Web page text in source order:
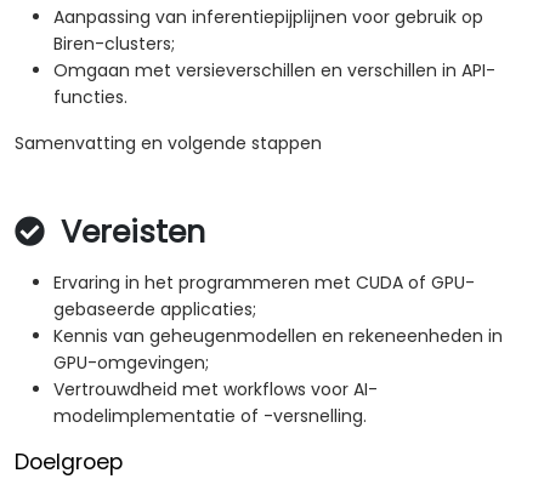
Aanpassing van inferentiepijplijnen voor gebruik op
Biren-clusters;
Omgaan met versieverschillen en verschillen in API-
functies.
Samenvatting en volgende stappen
Vereisten
Ervaring in het programmeren met CUDA of GPU-
gebaseerde applicaties;
Kennis van geheugenmodellen en rekeneenheden in
GPU-omgevingen;
Vertrouwdheid met workflows voor AI-
modelimplementatie of -versnelling.
Doelgroep